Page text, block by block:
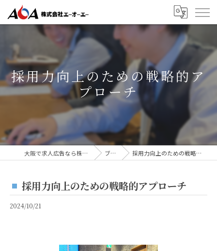
採用力向上のための戦略的ア
プローチ
大阪で求人広告なら株式会社AOA ブログ 採用力向上のための戦略的アプローチ
採用力向上のための戦略的アプローチ
2024/10/21